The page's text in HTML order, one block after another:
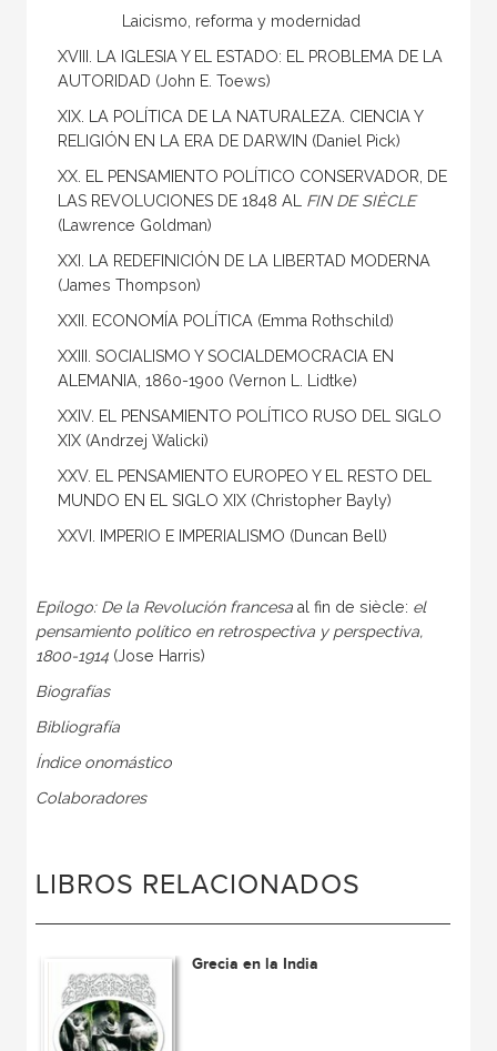
Laicismo, reforma y modernidad
XVIII. LA IGLESIA Y EL ESTADO: EL PROBLEMA DE LA
AUTORIDAD (John E. Toews)
XIX. LA POLÍTICA DE LA NATURALEZA. CIENCIA Y
RELIGIÓN EN LA ERA DE DARWIN (Daniel Pick)
XX. EL PENSAMIENTO POLÍTICO CONSERVADOR, DE
LAS REVOLUCIONES DE 1848 AL FIN DE SIÈCLE
(Lawrence Goldman)
XXI. LA REDEFINICIÓN DE LA LIBERTAD MODERNA
(James Thompson)
XXII. ECONOMÍA POLÍTICA (Emma Rothschild)
XXIII. SOCIALISMO Y SOCIALDEMOCRACIA EN
ALEMANIA, 1860-1900 (Vernon L. Lidtke)
XXIV. EL PENSAMIENTO POLÍTICO RUSO DEL SIGLO
XIX (Andrzej Walicki)
XXV. EL PENSAMIENTO EUROPEO Y EL RESTO DEL
MUNDO EN EL SIGLO XIX (Christopher Bayly)
XXVI. IMPERIO E IMPERIALISMO (Duncan Bell)
Epílogo: De la Revolución francesa al fin de siècle: el
pensamiento político en retrospectiva y perspectiva,
1800-1914 (Jose Harris)
Biografías
Bibliografía
Índice onomástico
Colaboradores
LIBROS RELACIONADOS
Grecia en la India